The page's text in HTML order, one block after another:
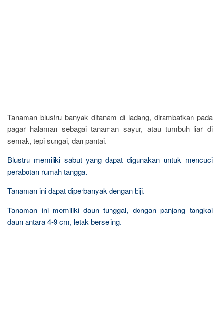
Tanaman blustru banyak ditanam di ladang, dirambatkan pada
pagar halaman sebagai tanaman sayur, atau tumbuh liar di
semak, tepi sungai, dan pantai.
Blustru memiliki sabut yang dapat digunakan untuk mencuci
perabotan rumah tangga.
Tanaman ini dapat diperbanyak dengan biji.
Tanaman ini memiliki daun tunggal, dengan panjang tangkai
daun antara 4-9 cm, letak berseling.